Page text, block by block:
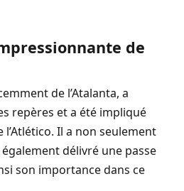
de
de l’Atalanta, a
repères et a été impliqué
Il a non seulement
délivré une passe
son importance dans ce